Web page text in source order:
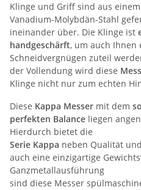
Klinge und Griff sind aus
Vanadium-Molybdän-Stahl
ineinander über. Die Klinge ist
handgeschärft, um auch Ihnen
Schneidvergnügen zuteil
der Vollendung wird diese
Klinge nicht nur zum echten
Diese Kappa Messer mit dem
perfekten Balance liegen
Hierdurch bietet die
Serie Kappa neben Qualität und
auch eine einzigartige
Ganzmetallausführung
sind diese Messer